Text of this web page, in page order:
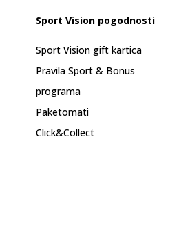
Sport Vision pogodnosti
Sport Vision gift kartica
Pravila Sport & Bonus
programa
Paketomati
Click&Collect